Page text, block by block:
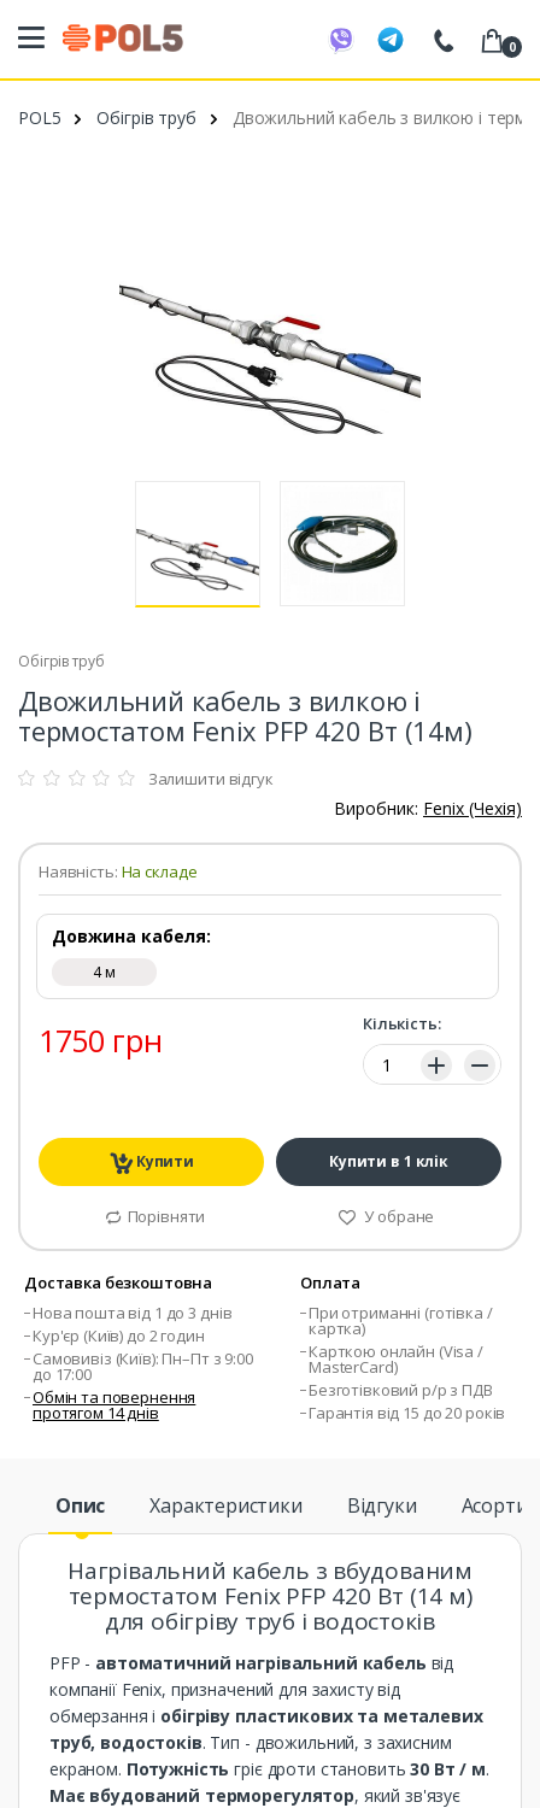
098 20 52 818
099 53 43 210
0
POL5 Обігрів труб Двожильний кабель з вилкою і
Обігрів труб
Двожильний кабель з вилкою і
термостатом Fenix ​​PFP 420 Вт (14м)
Залишити відгук
Виробник: Fenix (Чехія)
Наявність: На складе
Довжина кабеля:
4 м
1750 грн Кількість:
Кількість:
Купити Купити в 1 клік
Порівняти У обране
Доставка безкоштовна
Нова пошта від 1 до 3 днів
Кур'єр (Київ) до 2 годин
Самовивіз (Київ): Пн–Пт з 9:00
до 17:00
Обмін та повернення
протягом 14 днів
Оплата
При отриманні (готівка /
картка)
Карткою онлайн (Visa /
MasterCard)
Безготівковий р/р з ПДВ
Гарантія від 15 до 20 років
Опис Характеристики Відгуки
Нагрівальний кабель з вбудованим
термостатом Fenix ​​PFP 420 Вт (14 м)
для обігріву труб і водостоків
PFP - автоматичний нагрівальний кабель від
компанії Fenix, призначений для захисту від
обмерзання і обігріву пластикових та металевих
труб, водостоків. Тип - двожильний, з захисним
екраном. Потужність гріє дроти становить30 Вт / м.
Має вбудований терморегулятор, який зв'язує